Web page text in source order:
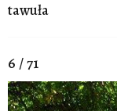
tawuła
6 / 71